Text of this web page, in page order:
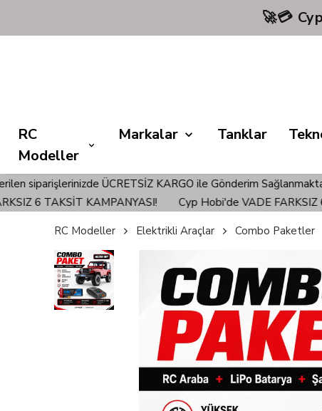
🚀💳
RC
Modeller
Markalar Tanklar
ÜCRETSİZ KARGO ile Gönderim Sağlanmaktadır!
KAMPANYASI!
Cyp Hobi'de VADE FARKSIZ 6
RC Modeller Elektrikli Araçlar Combo Paketler